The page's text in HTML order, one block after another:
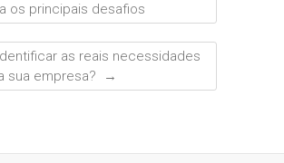
os principais desafios
as reais necessidades
sua empresa?
→